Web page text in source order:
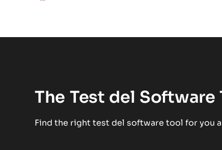
The Test del Software
Find the right test del software tool for you